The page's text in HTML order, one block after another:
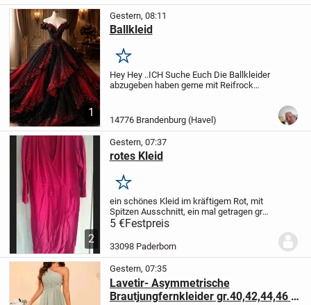
1
Gestern, 08:11
Ballkleid
Merken
Hey Hey ..ICH Suche Euch Die Ballkleider
abzugeben haben gerne mit Reifrock
14776 Brandenburg (Havel)
2
Gestern, 07:37
rotes Kleid
Merken
ein schönes Kleid im kräftigem Rot, mit
Spitzen Ausschnitt, ein mal getragen gr
42Für 5€ plus Versand
5 €Festpreis
33098 Paderborn
Gestern, 07:35
Lavetir- Asymmetrische
Brautjungfernkleider gr.40,42,44,46 -